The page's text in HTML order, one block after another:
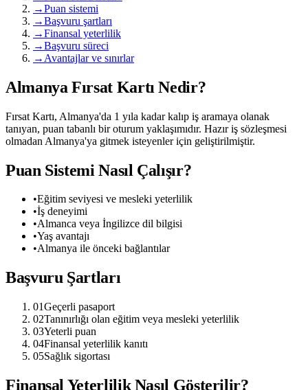
→Puan sistemi
→Başvuru şartları
→Finansal yeterlilik
→Başvuru süreci
→ Avantajlar ve sınırlar
Almanya Fırsat Kartı Nedir?
Fırsat Kartı, Almanya'da 1 yıla kadar kalıp iş aramaya olanak
tanıyan, puan tabanlı bir oturum yaklaşımıdır. Hazır iş sözleşmesi
olmadan Almanya'ya gitmek isteyenler için geliştirilmiştir.
Puan Sistemi Nasıl Çalışır?
•Eğitim seviyesi ve mesleki yeterlilik
•İş deneyimi
•Almanca veya İngilizce dil bilgisi
•Yaş avantajı
•Almanya ile önceki bağlantılar
Başvuru Şartları
01Geçerli pasaport
02Tanınırlığı olan eğitim veya mesleki yeterlilik
03Yeterli puan
04Finansal yeterlilik kanıtı
05Sağlık sigortası
Finansal Yeterlilik Nasıl Gösterilir?